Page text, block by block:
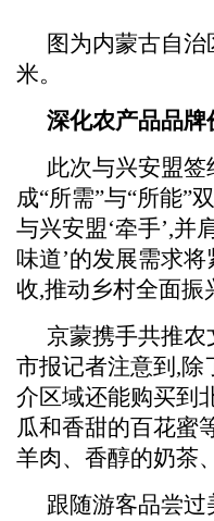
图为内蒙古自
米。
深化农产品品
此次与兴安盟
成“所需”与“所能”
与兴安盟‘牵手’,并
味道’的发展需求
收,推动乡村全面振
京蒙携手共推农
市报记者注意到,除
介区域还能购买到
瓜和香甜的百花蜜
羊肉、香醇的奶茶
跟随游客品尝